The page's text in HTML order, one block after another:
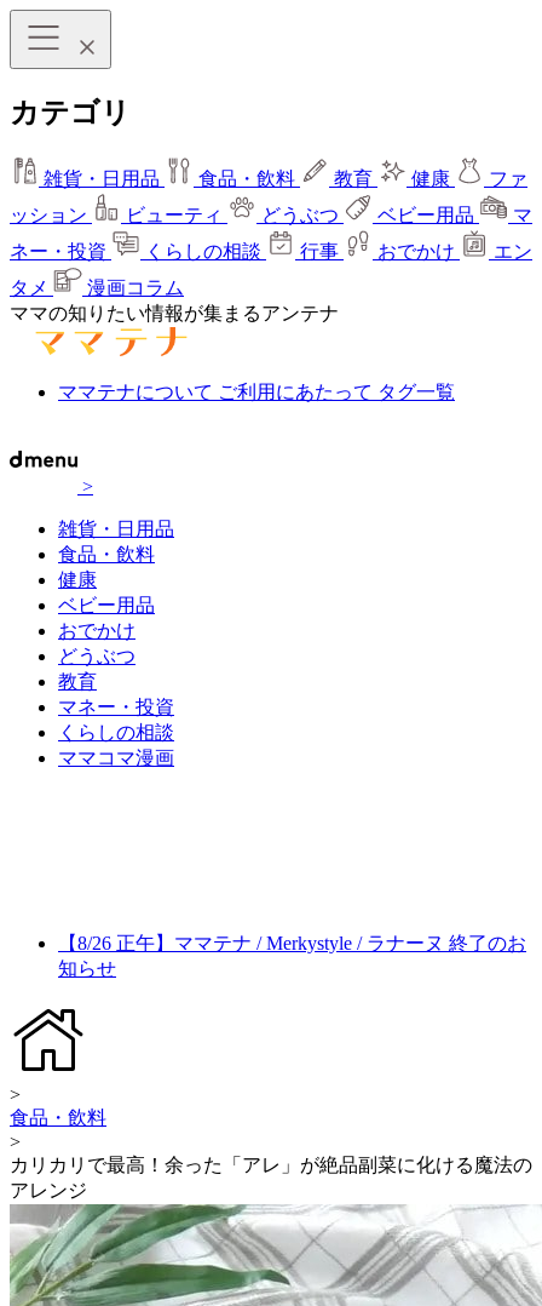
カテゴリ
雑貨・日用品 食品・飲料 教育 健康
ファ
ッション
ビューティ どうぶつ ベビー用品
マ
ネー・投資
くらしの相談 行事 おでかけ
エン
タメ
漫画コラム
ママの知りたい情報が集まるアンテナ
ママテナについて ご利用にあたって タグ一覧
>
雑貨・日用品
食品・飲料
健康
ベビー用品
おでかけ
どうぶつ
教育
マネー・投資
くらしの相談
ママコマ漫画
【8/26 正午】ママテナ / Merkystyle / ラナーヌ 終了のお
知らせ
>
食品・飲料
>
カリカリで最高！余った「アレ」が絶品副菜に化ける魔法の
アレンジ